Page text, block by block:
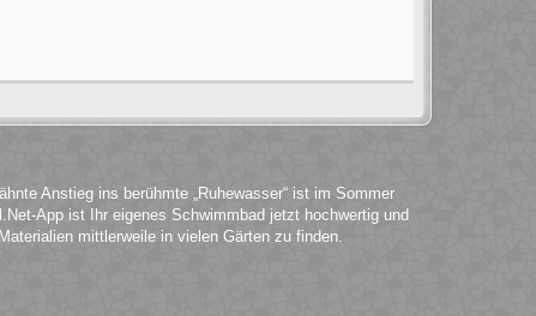
Anstieg ins berühmte „Ruhewasser“ ist im Sommer
App ist Ihr eigenes Schwimmbad jetzt hochwertig und
mittlerweile in vielen Gärten zu finden.